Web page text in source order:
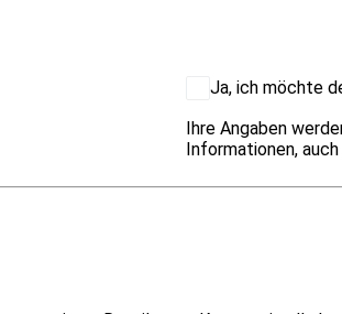
Ja, ich möchte
Ihre Angaben
Informationen,